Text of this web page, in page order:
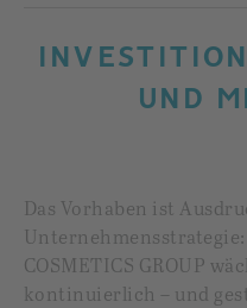
UND
Das Vorhaben ist
Unternehmensstrategie:
COSMETICS GROUP
kontinuierlich – und